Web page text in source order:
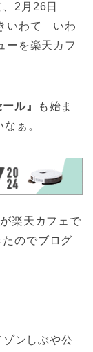
2月26日
いわて いわ
ーを楽天カフ
ル』
も始ま
ぁ。
楽天カフェで
のでブログ
ンしぶや公